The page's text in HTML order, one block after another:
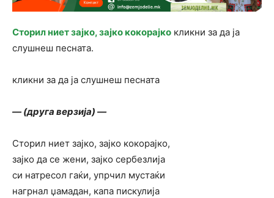
Сторил ниет зајко, зајко кокорајко кликни за да ја
слушнеш песната.
кликни за да ја слушнеш песната
— (друга верзија) —
Сторил ниет зајко, зајко кокорајко,
зајко да се жени, зајко сербезлија
си натресол гаќи, упрчил мустаќи
нагрнал џамадан, капа пискулија